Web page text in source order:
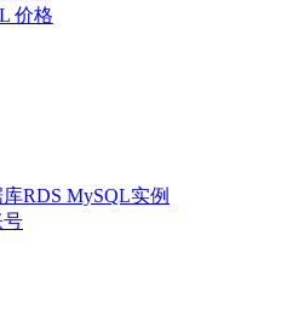
价格
RDS MySQL实例
号